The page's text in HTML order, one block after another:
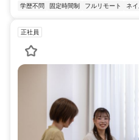
学歴不問 固定時間制 フルリモート ネ
正社員